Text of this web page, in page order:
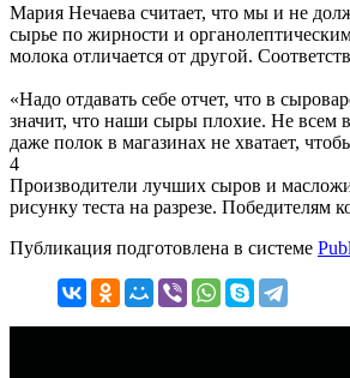
Мария Нечаева считает, что мы и не
сырье по жирности и
молока отличается от другой.
«Надо отдавать себе отчет, что в
значит, что наши сыры плохие. Не всем
даже полок в магазинах не хватает,
4
Производители лучших сыров и
рисунку теста на разрезе.
Публикация подготовлена в системе